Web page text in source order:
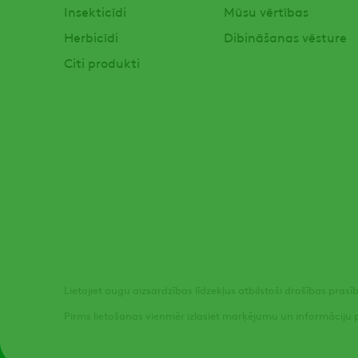
Insekticīdi
Herbicīdi
Citi produkti
Mūsu vērtības
Dibināšanas vēsture
Pirms lietošanas vienmēr izlasiet marķējumu un